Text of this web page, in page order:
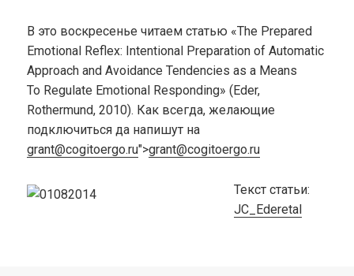
В это воскресенье читаем статью «The Prepared
Emotional Reflex: Intentional Preparation of Automatic
Approach and Avoidance Tendencies as a Means
To Regulate Emotional Responding» (Eder,
Rothermund, 2010). Как всегда, желающие
подключиться да напишут на
grant@cogitoergo.ru">grant@cogitoergo.ru
Текст статьи:
JC_Ederetal